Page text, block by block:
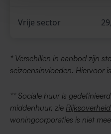
Vrije sector
* Verschillen in aanbod zijn
seizoensinvloeden. Hiervoor
** Sociale huur is
middenhuur, zie
woningcorporaties is niet